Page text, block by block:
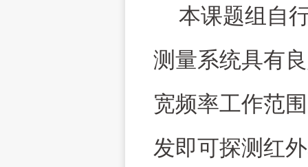
本课题组自
测量系统具有
宽频率工作范
发即可探测红